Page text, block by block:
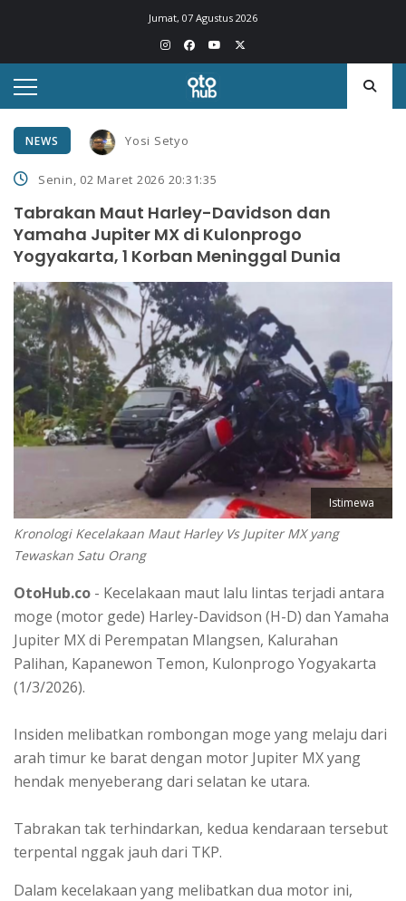
Jumat, 07 Agustus 2026
NEWS Yosi Setyo
Senin, 02 Maret 2026 20:31:35
Tabrakan Maut Harley-Davidson dan
Yamaha Jupiter MX di Kulonprogo
Yogyakarta, 1 Korban Meninggal Dunia
Istimewa
Kronologi Kecelakaan Maut Harley Vs Jupiter MX yang
Tewaskan Satu Orang
OtoHub.co - Kecelakaan maut lalu lintas terjadi antara
moge (motor gede) Harley-Davidson (H-D) dan Yamaha
Jupiter MX di Perempatan Mlangsen, Kalurahan
Palihan, Kapanewon Temon, Kulonprogo Yogyakarta
(1/3/2026).
Insiden melibatkan rombongan moge yang melaju dari
arah timur ke barat dengan motor Jupiter MX yang
hendak menyeberang dari selatan ke utara.
Tabrakan tak terhindarkan, kedua kendaraan tersebut
terpental nggak jauh dari TKP.
Dalam kecelakaan yang melibatkan dua motor ini,